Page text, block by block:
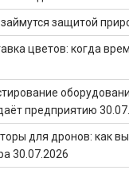
защитой
цветов: когда
предприятию
для дронов: как
30.07.2026